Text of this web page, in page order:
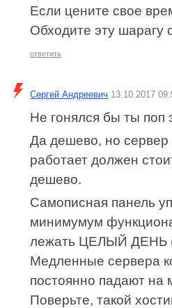
Если цените свое
Обходите эту шарагу
ответить
Сергей Андреевич 13.10.2017
Не гонялся бы ты поп
Да дешево, но сервер
работает должен
дешево.
Самописная панель
минимумум
лежать ЦЕЛЫЙ ДЕНЬ
Медленные сервера
постоянно падают на
Поверьте, такой